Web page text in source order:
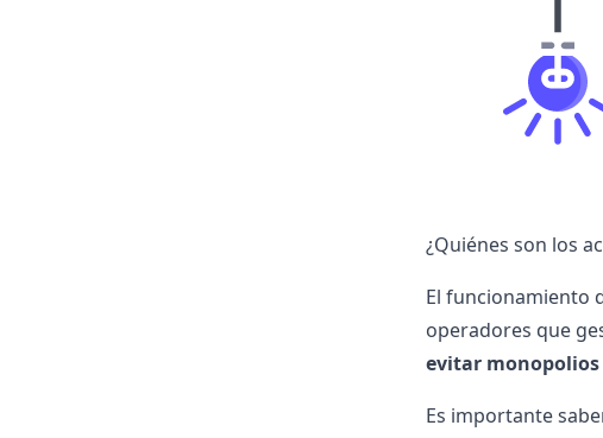
¿Quiénes son los
El funcionamiento
operadores que
evitar monopolios
Es importante